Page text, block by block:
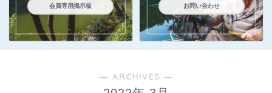
会員専用掲示板 お問い合わせ
― ARCHIVES ―